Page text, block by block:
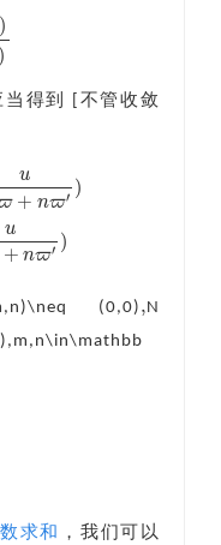
)
)
当得到 [不管收敛
u
+ nϖ′ )
u
+ nϖ′ )
ϖ′) =∏
(0,0) ,,N
求和 ，我们可以